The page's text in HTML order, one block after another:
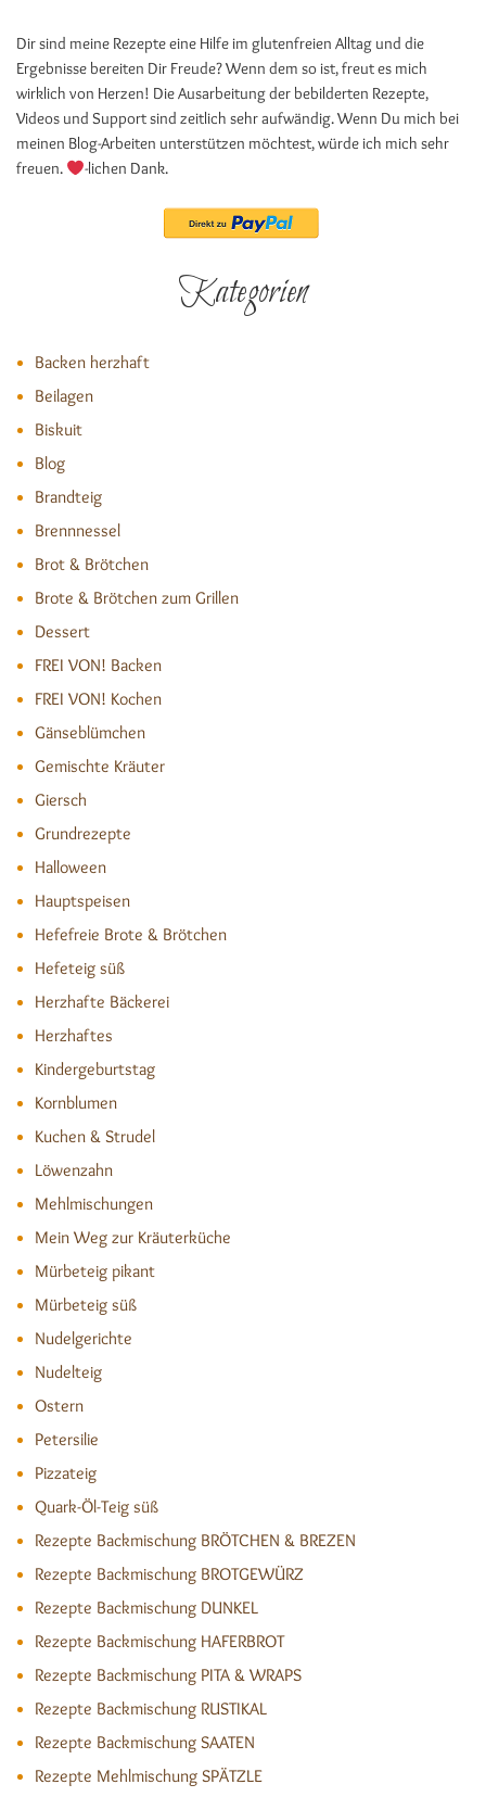
Dir sind meine Rezepte eine Hilfe im glutenfreien Alltag und die
Ergebnisse bereiten Dir Freude? Wenn dem so ist, freut es mich
wirklich von Herzen! Die Ausarbeitung der bebilderten Rezepte,
Videos und Support sind zeitlich sehr aufwändig. Wenn Du mich bei
meinen Blog-Arbeiten unterstützen möchtest, würde ich mich sehr
freuen.
-lichen Dank.
Kategorien
Backen herzhaft
Beilagen
Biskuit
Blog
Brandteig
Brennnessel
Brot & Brötchen
Brote & Brötchen zum Grillen
Dessert
FREI VON! Backen
FREI VON! Kochen
Gänseblümchen
Gemischte Kräuter
Giersch
Grundrezepte
Halloween
Hauptspeisen
Hefefreie Brote & Brötchen
Hefeteig süß
Herzhafte Bäckerei
Herzhaftes
Kindergeburtstag
Kornblumen
Kuchen & Strudel
Löwenzahn
Mehlmischungen
Mein Weg zur Kräuterküche
Mürbeteig pikant
Mürbeteig süß
Nudelgerichte
Nudelteig
Ostern
Petersilie
Pizzateig
Quark-Öl-Teig süß
Rezepte Backmischung BRÖTCHEN & BREZEN
Rezepte Backmischung BROTGEWÜRZ
Rezepte Backmischung DUNKEL
Rezepte Backmischung HAFERBROT
Rezepte Backmischung PITA & WRAPS
Rezepte Backmischung RUSTIKAL
Rezepte Backmischung SAATEN
Rezepte Mehlmischung SPÄTZLE